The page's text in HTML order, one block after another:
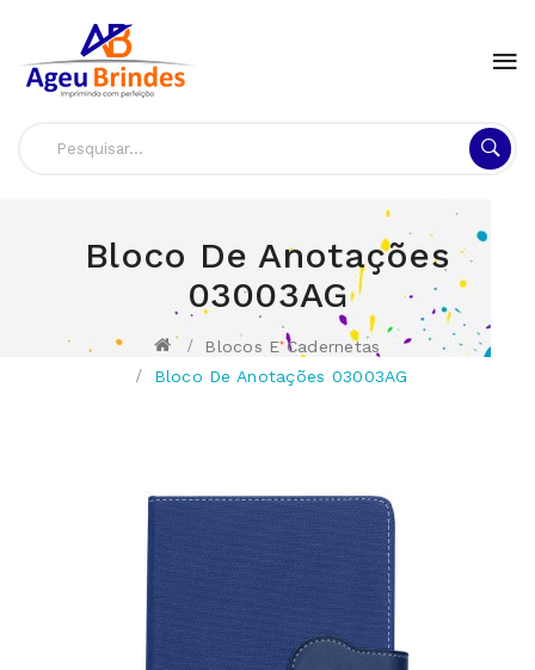
Bloco De Anotações
03003AG
Blocos E Cadernetas
Bloco De Anotações 03003AG